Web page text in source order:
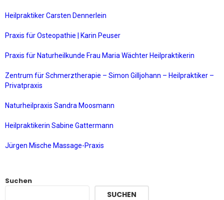
Heilpraktiker Carsten Dennerlein
Praxis für Osteopathie | Karin Peuser
Praxis für Naturheilkunde Frau Maria Wächter Heilpraktikerin
Zentrum für Schmerztherapie – Simon Gilljohann – Heilpraktiker –
Privatpraxis
Naturheilpraxis Sandra Moosmann
Heilpraktikerin Sabine Gattermann
Jürgen Mische Massage-Praxis
Suchen
SUCHEN